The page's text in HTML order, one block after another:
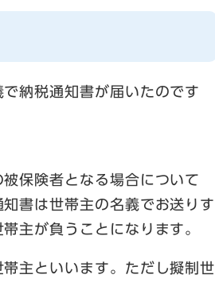
納税通知書が届いたのです
保険者となる場合について
書は世帯主の名義でお送りす
主が負うことになります。
主といいます。ただし擬制世